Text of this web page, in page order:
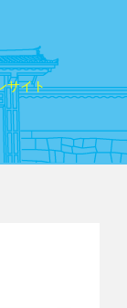
サイト